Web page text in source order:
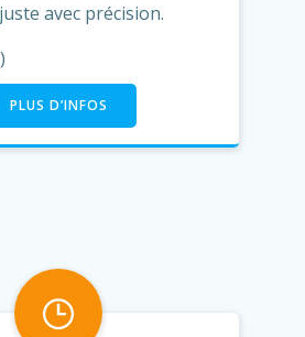
avec précision.
PLUS D’INFOS